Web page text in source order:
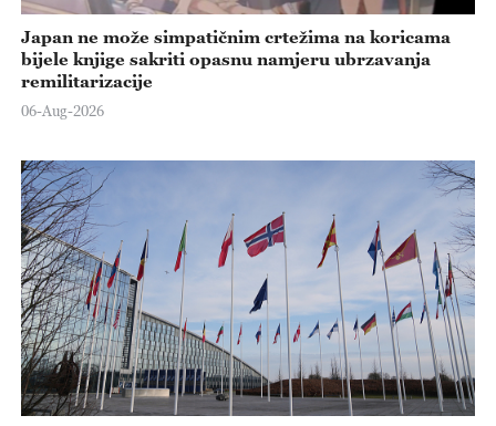
Japan ne može simpatičnim crtežima na koricama
bijele knjige sakriti opasnu namjeru ubrzavanja
remilitarizacije
06-Aug-2026